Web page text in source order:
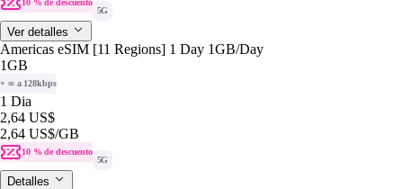
5G
Ver detalles
Americas eSIM [11 Regions] 1 Day 1GB/Day
1GB
+ ∞ a 128kbps
1 Dia
2,64 US$
2,64 US$/GB
10 % de descuento
5G
Detalles